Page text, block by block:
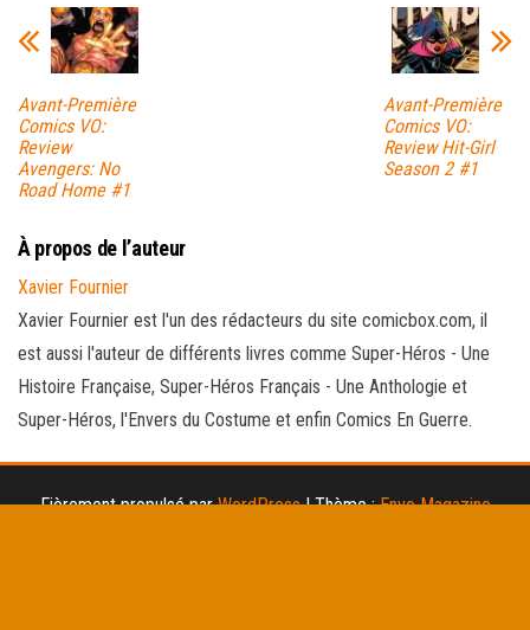
Avant-Première
Comics VO:
Review
Avengers: No
Road Home #1
Avant-Première
Comics VO:
Review Hit-Girl
Season 2 #1
À propos de l’auteur
Xavier Fournier
Xavier Fournier est l'un des rédacteurs du site comicbox.com, il
est aussi l'auteur de différents livres comme Super-Héros - Une
Histoire Française, Super-Héros Français - Une Anthologie et
Super-Héros, l'Envers du Costume et enfin Comics En Guerre.
Fièrement propulsé parWordPress |Thème :Envo Magazine